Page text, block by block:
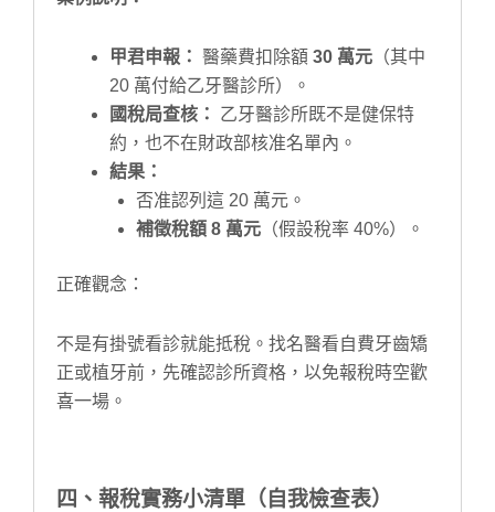
甲君申報： 醫藥費扣除額 30 萬元 （其中
20 萬付給乙牙醫診所）。
國稅局查核：
乙牙醫診所既不是健保特
約，也不在財政部核准名單內。
結果：
否准認列這 20 萬元。
補徵稅額 8 萬元 （假設稅率 40%）。
正確觀念：
不是有掛號看診就能抵稅。找名醫看自費牙齒矯
正或植牙前，先確認診所資格，以免報稅時空歡
喜一場。
四、報稅實務小清單（自我檢查表）